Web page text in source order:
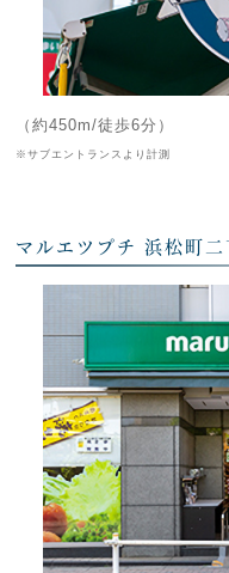
（約450m/徒歩6分）
※サブエントランスより計測
マルエツプチ 浜松町二